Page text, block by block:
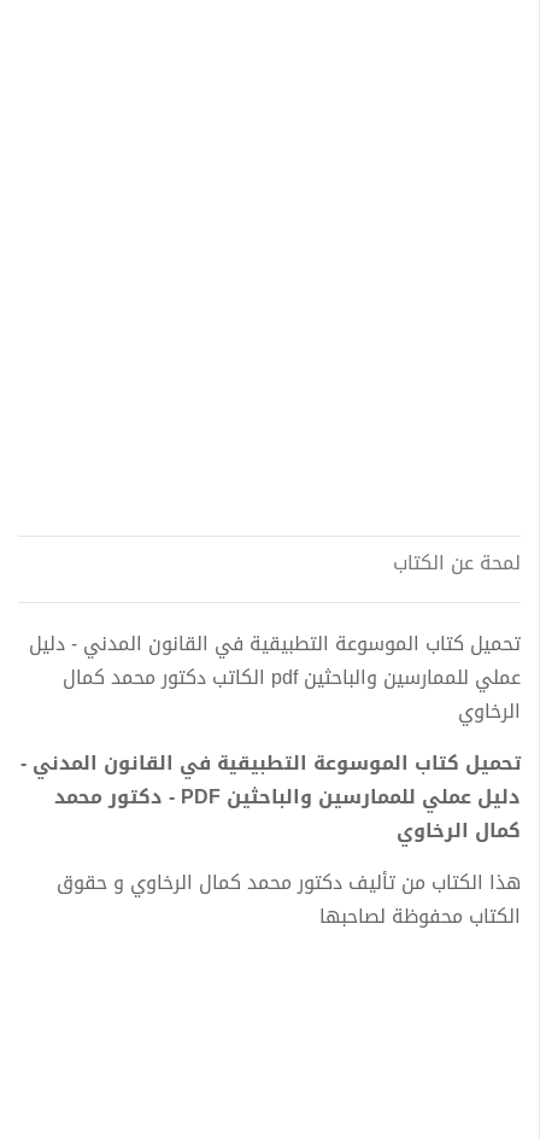
لمحة عن الكتاب
تحميل كتاب الموسوعة التطبيقية في القانون المدني - دليل
عملي للممارسين والباحثين pdf الكاتب دكتور محمد كمال
الرخاوي
تحميل كتاب الموسوعة التطبيقية في القانون المدني -
دليل عملي للممارسين والباحثين PDF - دكتور محمد
كمال الرخاوي
هذا الكتاب من تأليف دكتور محمد كمال الرخاوي و حقوق
الكتاب محفوظة لصاحبها